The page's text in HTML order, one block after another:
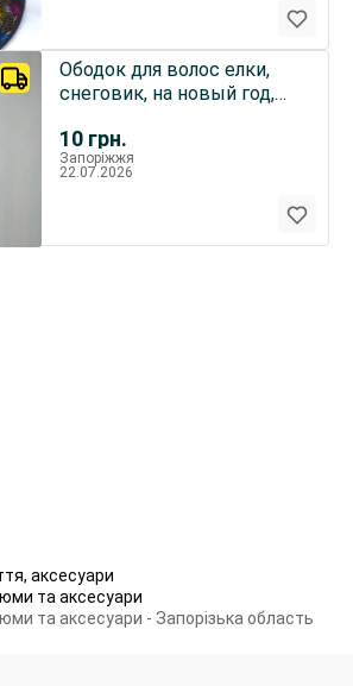
10 грн.
Ободок для волос елки,
снеговик, на новый год,
Запоріжжя
22.07.2026
аксесуари
та аксесуари
та аксесуари - Запорізька область